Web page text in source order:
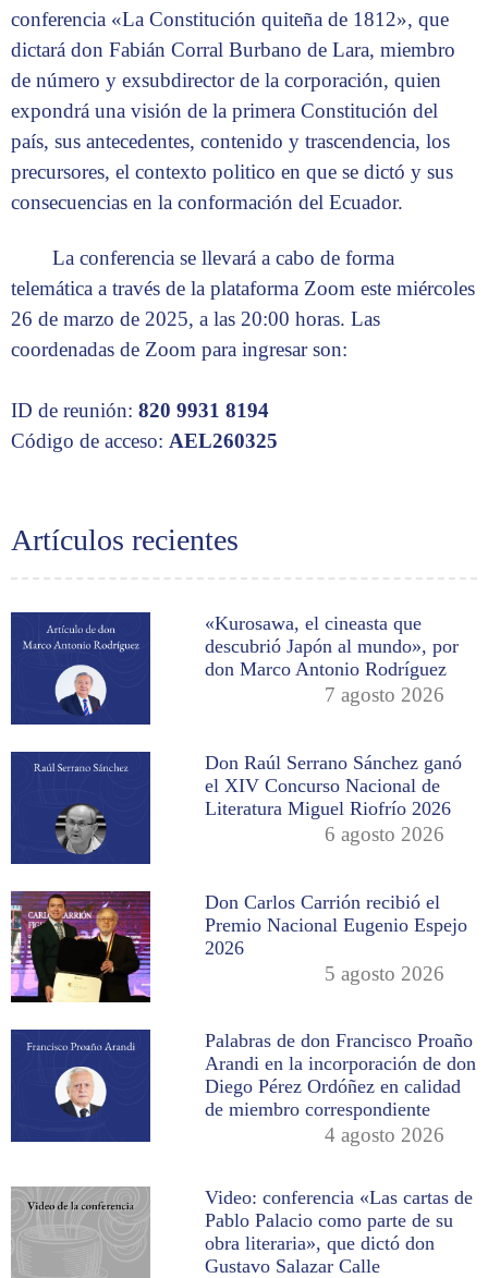
Artículos recientes
«Kurosawa, el cineasta que
descubrió Japón al mundo», por
don Marco Antonio Rodríguez
7 agosto 2026
Don Raúl Serrano Sánchez ganó
el XIV Concurso Nacional de
Literatura Miguel Riofrío 2026
6 agosto 2026
Don Carlos Carrión recibió el
Premio Nacional Eugenio Espejo
2026
5 agosto 2026
Palabras de don Francisco Proaño
Arandi en la incorporación de don
Diego Pérez Ordóñez en calidad
de miembro correspondiente
4 agosto 2026
Video: conferencia «Las cartas de
Pablo Palacio como parte de su
obra literaria», que dictó don
Gustavo Salazar Calle
conferencia «La Constitución quiteña de 1812», que
dictará don Fabián Corral Burbano de Lara, miembro
de número y exsubdirector de la corporación, quien
expondrá una visión de la primera Constitución del
país, sus antecedentes, contenido y trascendencia, los
precursores, el contexto politico en que se dictó y sus
consecuencias en la conformación del Ecuador.
La conferencia se llevará a cabo de forma
telemática a través de la plataforma Zoom este miércoles
26 de marzo de 2025, a las 20:00 horas. Las
coordenadas de Zoom para ingresar son:
ID de reunión: 820 9931 8194
Código de acceso: AEL260325